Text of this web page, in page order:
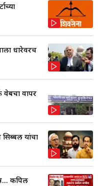
धारेवरच
वेबचा वापर
सिब्बल यांचा
कपिल